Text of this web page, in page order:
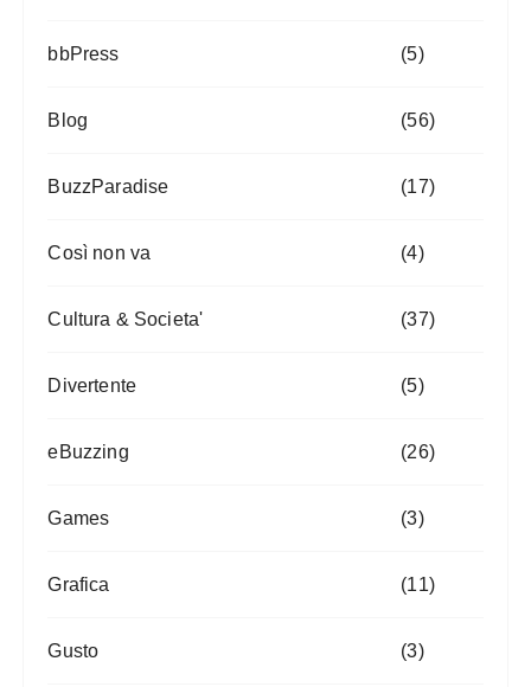
bbPress (5)
Blog (56)
BuzzParadise (17)
Così non va (4)
Cultura & Societa' (37)
Divertente (5)
eBuzzing (26)
Games (3)
Grafica (11)
Gusto (3)